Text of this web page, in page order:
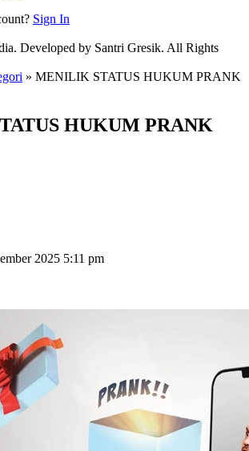
Sign In
Developed by Santri Gresik. All Rights
» MENILIK STATUS HUKUM PRANK
HUKUM PRANK
2025 5:11 pm